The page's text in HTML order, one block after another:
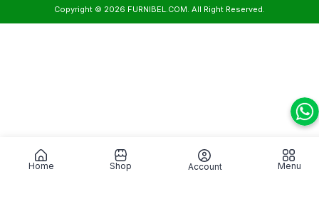
Copyright © 2026 FURNIBEL.COM. All Right Reserved.
Home Shop Account Menu